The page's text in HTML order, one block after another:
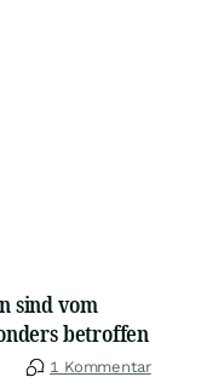
sind vom
betroffen
1 Kommentar